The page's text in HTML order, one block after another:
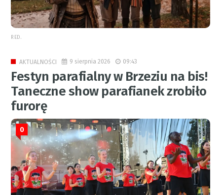
RED.
AKTUALNOŚCI 9 sierpnia 2026 09:43
Festyn parafialny w Brzeziu na bis!
Taneczne show parafianek zrobiło
furorę
0